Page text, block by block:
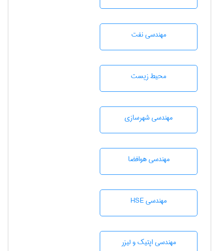
مهندسی نفت
محيط زيست
مهندسی شهرسازی
مهندسی هوافضا
مهندسی HSE
مهندسی اپتیک و لیزر